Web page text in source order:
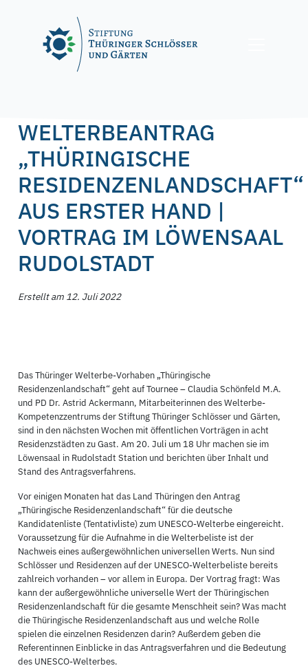
WELTERBEANTRAG
„THÜRINGISCHE
RESIDENZENLANDSCHAFT“
AUS ERSTER HAND |
VORTRAG IM LÖWENSAAL
RUDOLSTADT
Erstellt am 12. Juli 2022
Das Thüringer Welterbe-Vorhaben „Thüringische
Residenzenlandschaft“ geht auf Tournee – Claudia Schönfeld M.A.
und PD Dr. Astrid Ackermann, Mitarbeiterinnen des Welterbe-
Kompetenzzentrums der Stiftung Thüringer Schlösser und Gärten,
sind in den nächsten Wochen mit öffentlichen Vorträgen in acht
Residenzstädten zu Gast. Am 20. Juli um 18 Uhr machen sie im
Löwensaal in Rudolstadt Station und berichten über Inhalt und
Stand des Antragsverfahrens.
Vor einigen Monaten hat das Land Thüringen den Antrag
„Thüringische Residenzenlandschaft“ für die deutsche
Kandidatenliste (Tentativliste) zum UNESCO-Welterbe eingereicht.
Voraussetzung für die Aufnahme in die Welterbeliste ist der
Nachweis eines außergewöhnlichen universellen Werts. Nun sind
Schlösser und Residenzen auf der UNESCO-Welterbeliste bereits
zahlreich vorhanden – vor allem in Europa. Der Vortrag fragt: Was
kann der außergewöhnliche universelle Wert der Thüringischen
Residenzenlandschaft für die gesamte Menschheit sein? Was macht
die Thüringische Residenzenlandschaft aus und welche Rolle
spielen die einzelnen Residenzen darin? Außerdem geben die
Referentinnen Einblicke in das Antragsverfahren und die Bedeutung
des UNESCO-Welterbes.